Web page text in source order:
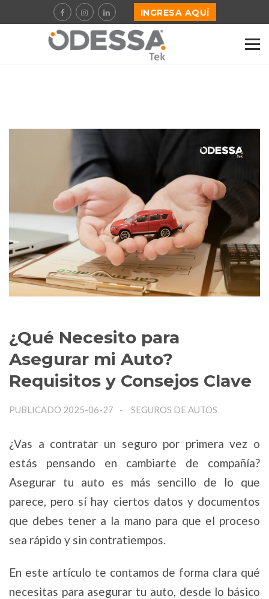
INGRESA AQUÍ
¿Qué Necesito para
Asegurar mi Auto?
Requisitos y Consejos Clave
PUBLICADO 2025-06-27 SEGUROS DE AUTOS
¿Vas a contratar un seguro por primera vez o
estás pensando en cambiarte de compañía?
Asegurar tu auto es más sencillo de lo que
parece, pero sí hay ciertos datos y documentos
que debes tener a la mano para que el proceso
sea rápido y sin contratiempos.
En este artículo te contamos de forma clara qué
necesitas para asegurar tu auto, desde lo básico